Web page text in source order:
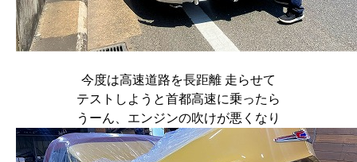
今度は高速道路を長距離 走らせて
テストしようと首都高速に乗ったら
うーん、エンジンの吹けが悪くなり